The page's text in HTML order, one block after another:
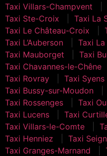
Taxi Villars-Champvent
Taxi Ste-Croix
Taxi La
Taxi Le Château-Croix
Taxi L’Auberson
Taxi
Taxi Mauborget
Taxi
Taxi Chavannes-le-Chêne
Taxi Rovray
Taxi Syens
Taxi Bussy-sur-Moudon
Taxi Rossenges
Taxi
Taxi Lucens
Taxi
Taxi Villars-le-Comte
Taxi Henniez
Taxi
Taxi Granges-Marnand